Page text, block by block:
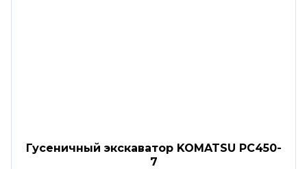
Гусеничный экскаватор KOMATSU PC450-
7